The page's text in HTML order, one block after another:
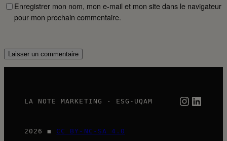
Enregistrer mon nom, mon e-mail et mon site dans le navigateur
pour mon prochain commentaire.
LA NOTE MARKETING · ESG-UQAM
2026 ◼ CC BY-NC-SA 4.0